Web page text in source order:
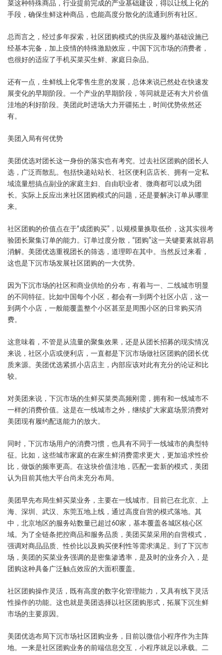
菜这种特殊商品，行业提前完成的产业基础建设，得以让线上化的
手段，确保生鲜这种商品，也能高度分散化的流通到所有社区。
总而言之，经过多年探索，社区团购模式的供应及履约基础设施已
经基本完备，加上疫情的特殊激励效应，中国下沉市场的消费者，
也很好的适应了手机买菜买生鲜、家庭日杂品。
还有一点，生鲜线上化零售生意的发展，总体来说已然处在快速发
展变化的早期阶段。一个产业的早期阶段，等同就是还有大片价值
洼地的利好阶段。美团此时进场大力开疆拓土，时间优势依然还
有。
美团入局有何优势
美团优选对团长这一身份的落实也有考究。过去社区团购的团长人
选，广泛而散乱。包括快递站站长、社区便利店店长、拥有一定私
域流量想搞点副业的家庭主妇、自由职业者、微商都可以成为团
长。实际上反应出来社区团购模式的问题，还是要解决订单从哪里
来。
社区团购的价值点在于“成团购买”，以规模量换取低价，这其实很考
验团长聚集订单的能力。订单过度分散，“团购”这一关键要素就容易
消解。美团优选重视团长的筛选，道理即在其中。当然反过来看，
这也是下沉市场发展社区团购的一大优势。
因为下沉市场的社区和商业供给的分布，有着与一、二线城市明显
的不同特征。比如中国每个小区，都会有一到两个社区小店，这一
到两个小店，一般能覆盖整个小区甚至是周围小区的日常购买消
费。
这意味着，不管是从流量的聚集效果，还是从团长招募的现实情况
来说，社区小店或便利店，一直都是下沉市场做社区团购的团长优
质来源。美团优选紧抓小店店主，内部应该对此有充分的论证和比
较。
对美团来说，下沉市场的生鲜买菜类高频刚需，拥有和一线城市不
一样的消费价值。这是在一线城市之外，继续扩大家庭场景消费对
美团现有履约配送能力的放大。
同时，下沉市场用户的消费习惯，也具有不同于一线城市的典型特
征。比如，这些城市家庭的在家生鲜消费需求更大，更加追求性价
比，做饭的频率更高。在这块价值洼地，匹配一套新的模式，美团
认为目前其他大平台尚未充分布局。
美团早先布局生鲜买菜业务，主要在一线城市。目前已在北京、上
海、深圳、武汉、东莞五地上线，通过高度自营的模式落地。其
中，北京地区的服务站数量已超过60家，基本覆盖各城区核心区
域。为了全链条把控商品和服务品质，美团买菜采用的自营模式，
强调对商品品质、性价比以及购买便利性等需求满足。到了下沉市
场，美团的买菜业务强调的是密集渗透率，是及时的业务介入，是
团购这种具备广泛触点效应的大面积覆盖。
社区团购操作灵活，既有高度的数字化管理能力，又具有线下灵活
性操作的功能。这也就是美团选择以社区团购形式，拓展下沉生鲜
市场的主要原因。
美团优选布局下沉市场社区团购业务，目前以微信小程序作为主阵
地。一来是社区团购业务的前端信息交互，小程序就足以承载。二